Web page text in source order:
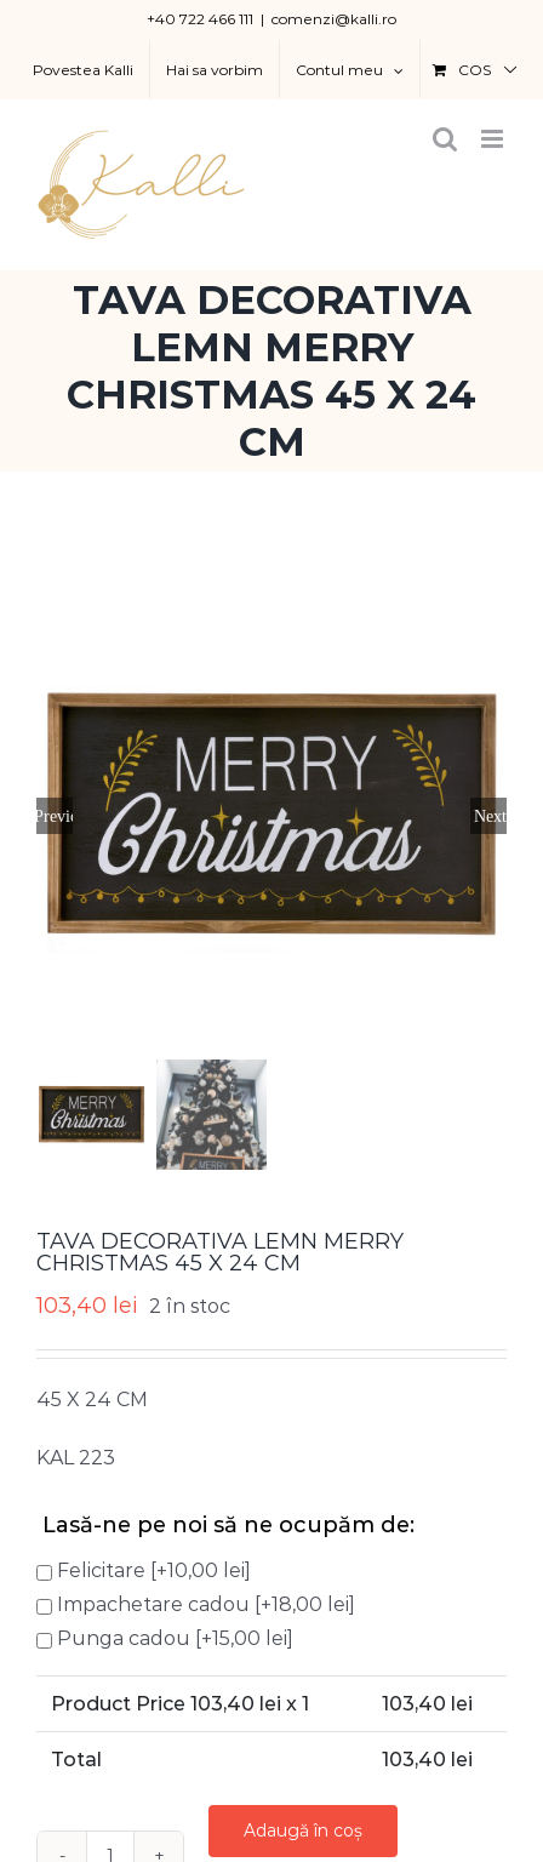
content
+40 722 466 111 | comenzi@kalli.ro
Povestea Kalli Hai sa vorbim Contul meu COS
TAVA DECORATIVA
LEMN MERRY
CHRISTMAS 45 X 24
CM
Previous Next
TAVA DECORATIVA LEMN MERRY
CHRISTMAS 45 X 24 CM
103,40 lei 2 în stoc
45 X 24 CM
KAL 223
Lasă-ne pe noi să ne ocupăm de:
Felicitare [+10,00 lei]
Impachetare cadou
[+18,00 lei]
Punga cadou
[+15,00 lei]
Product Price 103,40 lei x 1 103,40 lei
Total 103,40 lei
Adaugă în coș